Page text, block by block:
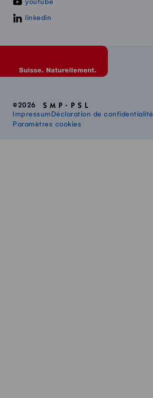
youtube
linkedin
©2026
Impressum Déclaration de confidentialité
Paramètres cookies